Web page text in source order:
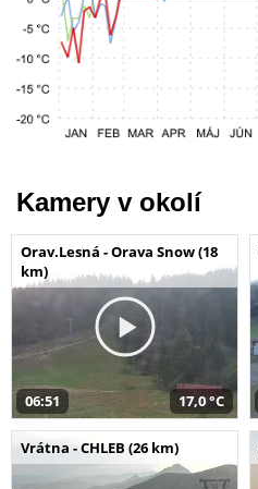
Kamery v okolí
Orav.Lesná - Orava Snow (18
km)
06:51 17,0 °C
Vrátna - CHLEB (26 km)